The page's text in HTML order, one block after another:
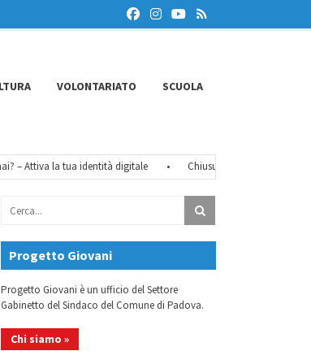
VOLONTARIATO SCUOLA
– Attiva la tua identità digitale Chiusure estive 2026
Progetto Giovani
Progetto Giovani è un ufficio del Settore
Gabinetto del Sindaco del Comune di Padova.
Chi siamo »